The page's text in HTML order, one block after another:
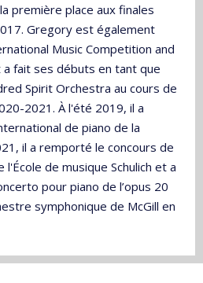
première place aux finales
Gregory est également
Music Competition and
a fait ses débuts en tant que
Spirit Orchestra au cours de
2021. À l'été 2019, il a
de piano de la
il a remporté le concours de
de musique Schulich et a
pour piano de l’opus 20
symphonique de McGill en